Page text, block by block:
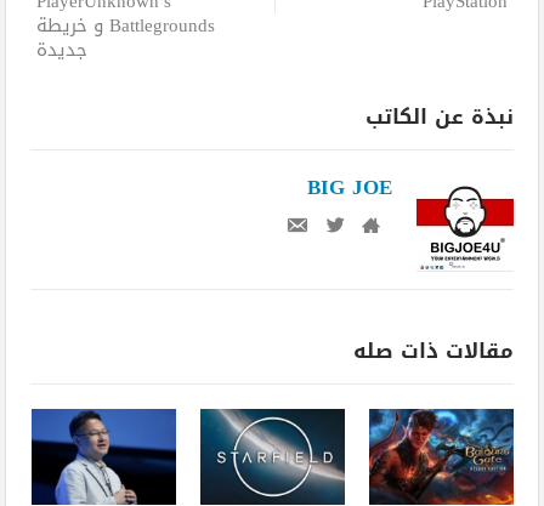
Battlegrounds و خريطة
جديدة
نبذة عن الكاتب
BIG JOE
مقالات ذات صله